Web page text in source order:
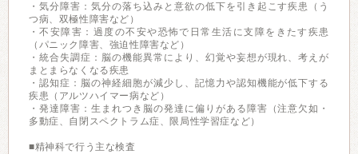
・気分障害：気分の落ち込みと意欲の低下を引き起こす疾患（う
つ病、双極性障害など）
・不安障害：過度の不安や恐怖で日常生活に支障をきたす疾患
（パニック障害、強迫性障害など）
・統合失調症：脳の機能異常により、幻覚や妄想が現れ、考えが
まとまらなくなる疾患
・認知症：脳の神経細胞が減少し、記憶力や認知機能が低下する
疾患（アルツハイマー病など）
・発達障害：生まれつき脳の発達に偏りがある障害（注意欠如・
多動症、自閉スペクトラム症、限局性学習症など）
■精神科で行う主な検査